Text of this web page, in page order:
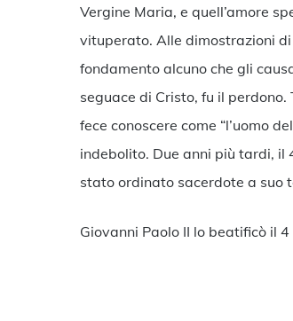
Vergine Maria, e quell’amore
vituperato. Alle dimostrazioni
fondamento alcuno che gli
seguace di Cristo, fu il
fece conoscere come “l’uomo
indebolito. Due anni più tardi, il
stato ordinato sacerdote a suo
Giovanni Paolo II lo beatificò il